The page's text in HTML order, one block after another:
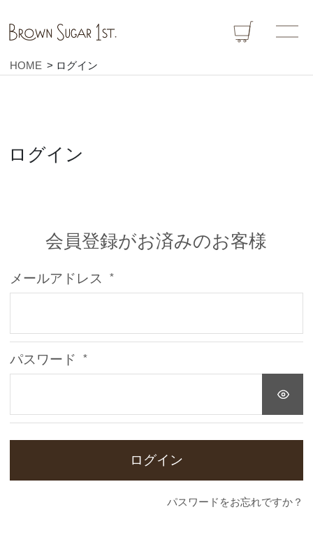
HOME ログイン
ログイン
会員登録がお済みのお客様
メールアドレス
(
須
パスワード
(
須
ログイン
パスワードをお忘れですか？